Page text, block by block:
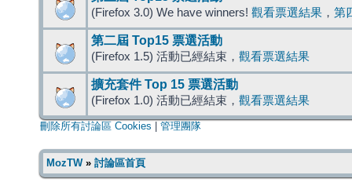
(Firefox 3.0) We have winners! 觀看票選結果 ， 第
第二屆 Top15 票選活動
(Firefox 1.5) 活動已經結束， 觀看票選結果
擴充套件 Top 15 票選活動
(Firefox 1.0) 活動已經結束， 觀看票選結果
刪除所有討論區 Cookies 管理團隊
MozTW» 討論區首頁